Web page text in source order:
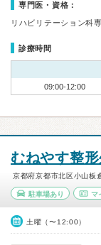
専門医・資格：
リハビリテーション科
診療時間
09:00-12:00
むねやす整
京都府京都市北区小山板
駐車場あり マ
土曜（〜12:00）